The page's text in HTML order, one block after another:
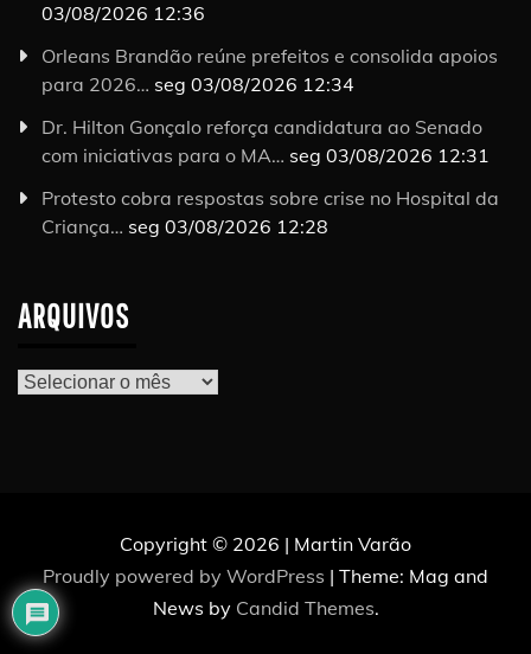
03/08/2026 12:36
Orleans Brandão reúne prefeitos e consolida apoios
para 2026… seg 03/08/2026 12:34
Dr. Hilton Gonçalo reforça candidatura ao Senado
com iniciativas para o MA… seg 03/08/2026 12:31
Protesto cobra respostas sobre crise no Hospital da
Criança… seg 03/08/2026 12:28
ARQUIVOS
Arquivos
Copyright © 2026 | Martin Varão
Proudly powered by WordPress | Theme: Mag and
News by Candid Themes.